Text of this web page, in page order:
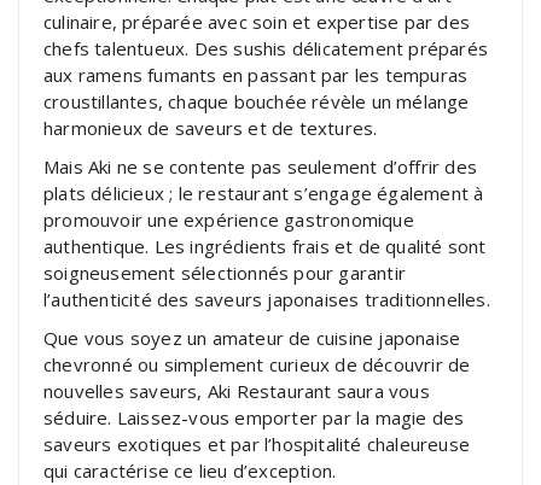
culinaire, préparée avec soin et expertise par des
chefs talentueux. Des sushis délicatement préparés
aux ramens fumants en passant par les tempuras
croustillantes, chaque bouchée révèle un mélange
harmonieux de saveurs et de textures.
Mais Aki ne se contente pas seulement d’offrir des
plats délicieux ; le restaurant s’engage également à
promouvoir une expérience gastronomique
authentique. Les ingrédients frais et de qualité sont
soigneusement sélectionnés pour garantir
l’authenticité des saveurs japonaises traditionnelles.
Que vous soyez un amateur de cuisine japonaise
chevronné ou simplement curieux de découvrir de
nouvelles saveurs, Aki Restaurant saura vous
séduire. Laissez-vous emporter par la magie des
saveurs exotiques et par l’hospitalité chaleureuse
qui caractérise ce lieu d’exception.